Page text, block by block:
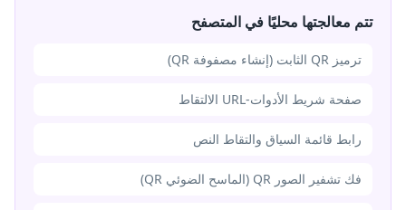
تتم معالجتها محليًا في المتصفح
ترميز QR الثابت (إنشاء مصفوفة QR)
صفحة شريط الأدوات-URL الالتقاط
رابط قائمة السياق والتقاط النص
فك تشفير الصور QR (الماسح الضوئي QR)